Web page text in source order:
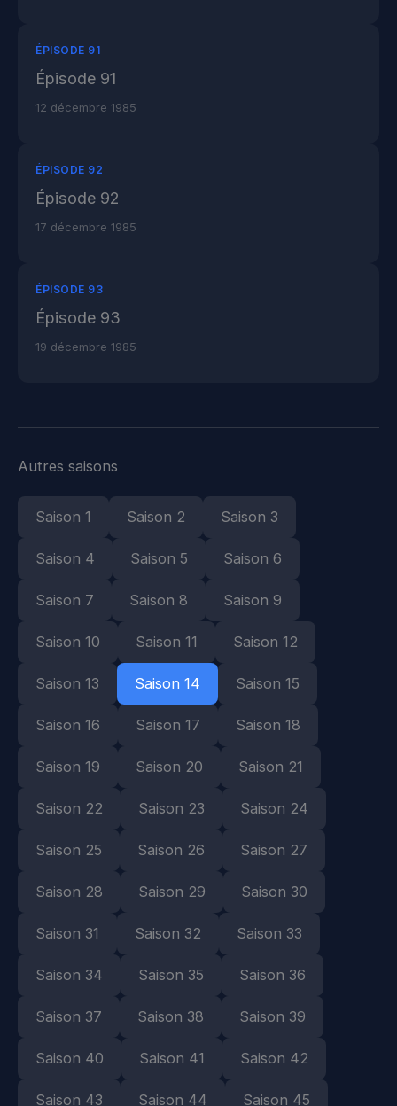
ÉPISODE 91
Épisode 91
12 décembre 1985
ÉPISODE 92
Épisode 92
17 décembre 1985
ÉPISODE 93
Épisode 93
19 décembre 1985
Autres saisons
Saison 1 Saison 2 Saison 3
Saison 4 Saison 5 Saison 6
Saison 7 Saison 8 Saison 9
Saison 10 Saison 11 Saison 12
Saison 13 Saison 14 Saison 15
Saison 16 Saison 17 Saison 18
Saison 19 Saison 20 Saison 21
Saison 22 Saison 23 Saison 24
Saison 25 Saison 26 Saison 27
Saison 28 Saison 29 Saison 30
Saison 31 Saison 32 Saison 33
Saison 34 Saison 35 Saison 36
Saison 37 Saison 38 Saison 39
Saison 40 Saison 41 Saison 42
Saison 43 Saison 44 Saison 45